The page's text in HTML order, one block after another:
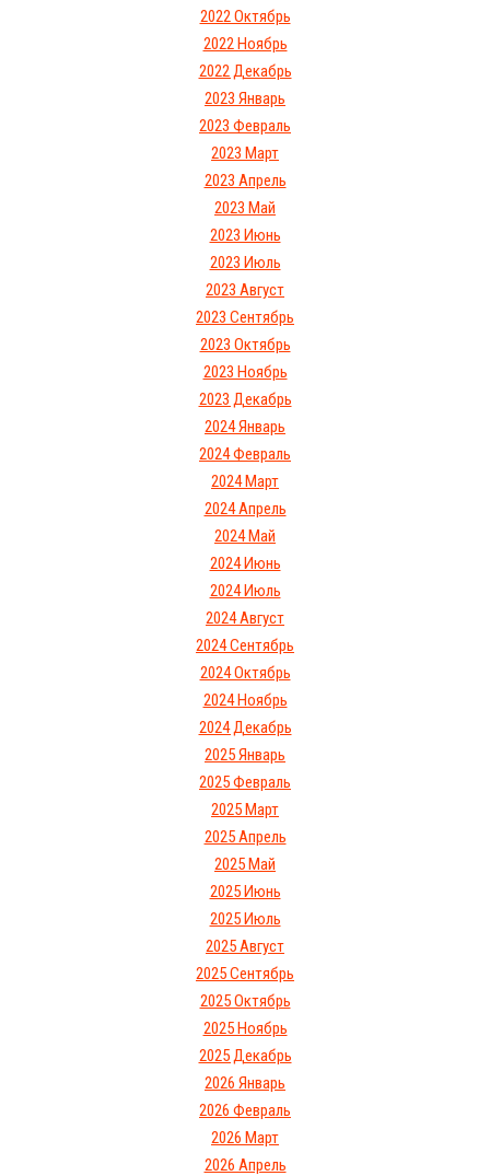
2022 Октябрь
2022 Ноябрь
2022 Декабрь
2023 Январь
2023 Февраль
2023 Март
2023 Апрель
2023 Май
2023 Июнь
2023 Июль
2023 Август
2023 Сентябрь
2023 Октябрь
2023 Ноябрь
2023 Декабрь
2024 Январь
2024 Февраль
2024 Март
2024 Апрель
2024 Май
2024 Июнь
2024 Июль
2024 Август
2024 Сентябрь
2024 Октябрь
2024 Ноябрь
2024 Декабрь
2025 Январь
2025 Февраль
2025 Март
2025 Апрель
2025 Май
2025 Июнь
2025 Июль
2025 Август
2025 Сентябрь
2025 Октябрь
2025 Ноябрь
2025 Декабрь
2026 Январь
2026 Февраль
2026 Март
2026 Апрель